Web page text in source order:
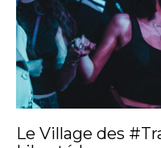
Le Village des